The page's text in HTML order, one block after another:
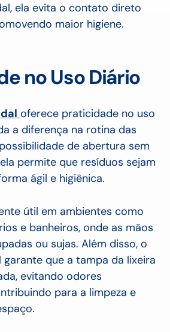
ela evita o contato direto
maior higiene.
no Uso Diário
oferece praticidade no uso
a diferença na rotina das
de abertura sem
permite que resíduos sejam
ágil e higiênica.
útil em ambientes como
e banheiros, onde as mãos
ou sujas. Além disso, o
que a tampa da lixeira
evitando odores
para a limpeza e